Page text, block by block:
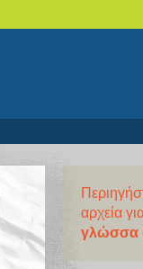
αρχεία
γλώσσα